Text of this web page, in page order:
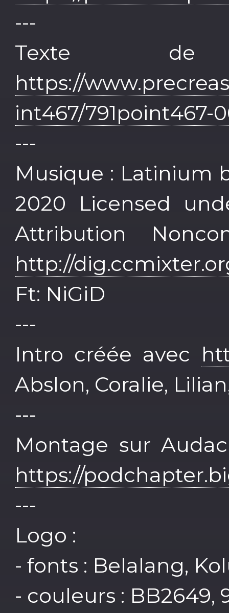
---
Texte
https://
int467/791point467-
---
Musique : Latinium
2020 Licensed
Attribution
http://
Ft: NiGiD
---
Intro créée avec
Abslon, Coralie,
---
Montage sur
https://
---
Logo :
- fonts : Belalang,
- couleurs : BB2649,